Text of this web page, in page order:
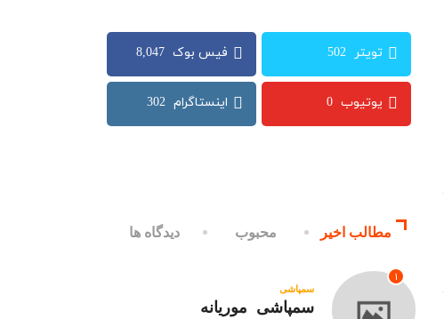
8,047 502
302 0
مطالب اخیر محبوب دیدگاه ها
1
سمپاشی
سمپاشی موریانه